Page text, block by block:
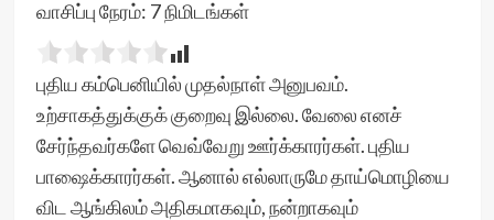
வாசிப்பு நேரம்: 7நிமிடங்கள்
புதிய கம்பெனியில் முதல்நாள் அனுபவம்.
உற்சாகத்துக்குக் குறைவு இல்லை. வேலை எனச்
சேர்ந்தவர்களே வெவ்வேறு ஊர்க்காரர்கள். புதிய
பாஷைக்காரர்கள். ஆனால் எல்லாருமே தாய்மொழியை
விட ஆங்கிலம் அதிகமாகவும், நன்றாகவும்